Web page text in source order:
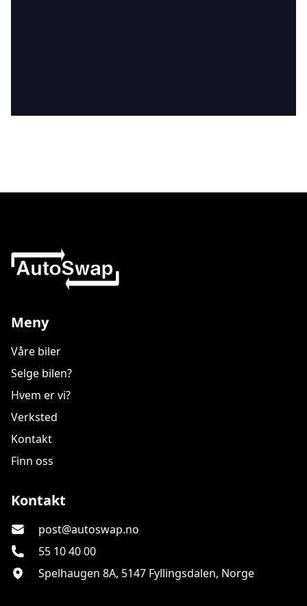
Meny
Våre biler
Selge bilen?
Hvem er vi?
Verksted
Kontakt
Finn oss
Kontakt
post@autoswap.no
55 10 40 00
Spelhaugen 8A, 5147 Fyllingsdalen, Norge